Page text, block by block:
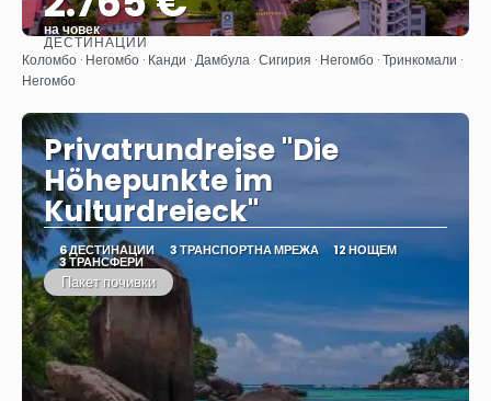
на човек
Вижте
ДЕСТИНАЦИИ
Коломбо · Негомбо · Канди · Дамбула · Сигирия · Негомбо · Тринкомали ·
Негомбо
Privatrundreise "Die
Höhepunkte im
Kulturdreieck"
6 ДЕСТИНАЦИИ 3 ТРАНСПОРТНА МРЕЖА 12 НОЩЕМ
3 ТРАНСФЕРИ
Пакет почивки